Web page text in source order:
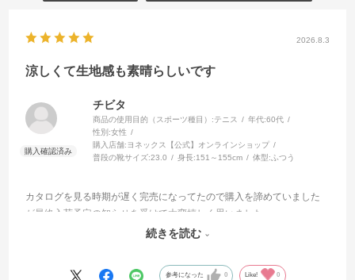
2026.8.3
涼しくて生地感も素晴らしいです
チビタ
商品の使用目的（スポーツ種目）:テニス 年代:60代
性別:女性
購入店舗: ヨネックス【公式】オンラインショップ
普段の靴サイズ:23.0 身長:151～155cm 体型: ふつう
カタログを見る時期が遅く完売になってたので購入を諦めていました
が最終入荷予定の知らせを受けて大変嬉しく思いました
思っていた通り着心地も良くデザインも可愛くて大満足です
続きを読む
参考になった 0 Like! 0